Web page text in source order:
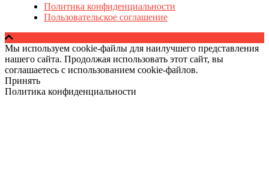
Политика конфиденциальности
Пользовательское соглашение
Мы используем cookie-файлы для наилучшего представления
нашего сайта. Продолжая использовать этот сайт, вы
соглашаетесь с использованием cookie-файлов.
Принять
Политика конфиденциальности